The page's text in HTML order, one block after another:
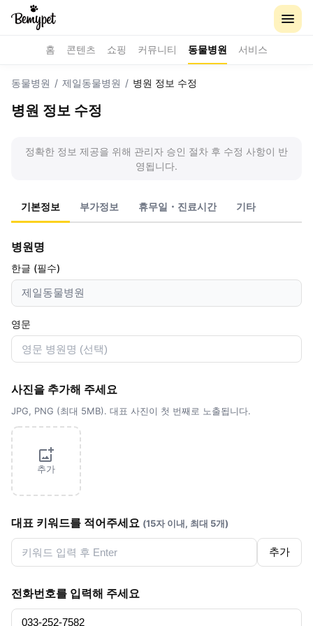
홈 콘텐츠 쇼핑 커뮤니티 동물병원 서비스
동물병원 / 제일동물병원 / 병원 정보 수정
병원 정보 수정
정확한 정보 제공을 위해 관리자 승인 절차 후 수정 사항이 반
영됩니다.
기본정보 부가정보 휴무일・진료시간 기타
병원명
한글 (필수)
영문
사진을 추가해 주세요
JPG, PNG (최대 5MB). 대표 사진이 첫 번째로 노출됩니다.
추가
대표 키워드를 적어주세요 (15자 이내, 최대 5개)
추가
전화번호를 입력해 주세요